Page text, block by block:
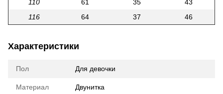
110
61 35
43
116
64 37 46
Характеристики
Пол Для девочки
Материал Двунитка